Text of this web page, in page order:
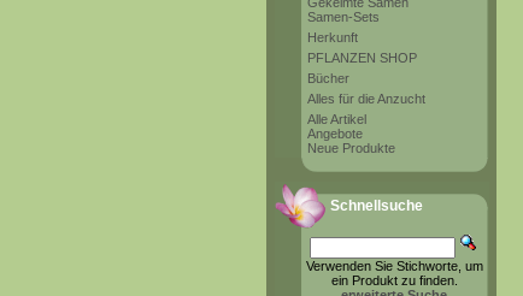
Samen-Sets
Herkunft
PFLANZEN SHOP
Bücher
Alles für die Anzucht
Alle Artikel
Angebote
Neue Produkte
Schnellsuche
Verwenden Sie Stichworte, um
ein Produkt zu finden.